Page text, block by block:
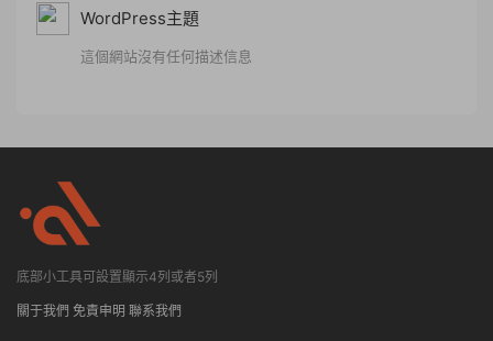
WordPress主題
這個網站沒有任何描述信息
底部小工具可設置顯示4列或者5列
關于我們 免責申明 聯系我們